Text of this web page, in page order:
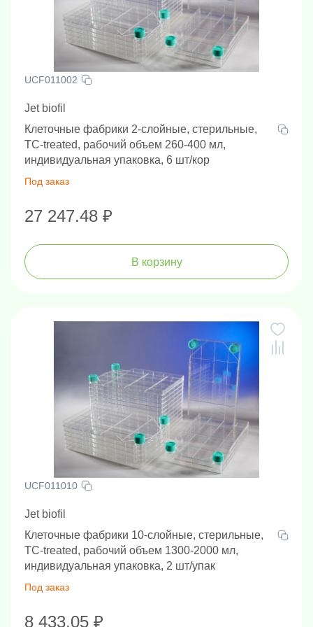
UCF011002
Jet biofil
Клеточные фабрики 2-слойные, стерильные,
TC-treated, рабочий объем 260-400 мл,
индивидуальная упаковка, 6 шт/кор
Под заказ
27 247.48 ₽
В корзину
UCF011010
Jet biofil
Клеточные фабрики 10-слойные, стерильные,
TC-treated, рабочий объем 1300-2000 мл,
индивидуальная упаковка, 2 шт/упак
Под заказ
8 433.05 ₽